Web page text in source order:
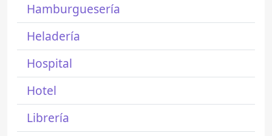
Hamburguesería
Heladería
Hospital
Hotel
Librería